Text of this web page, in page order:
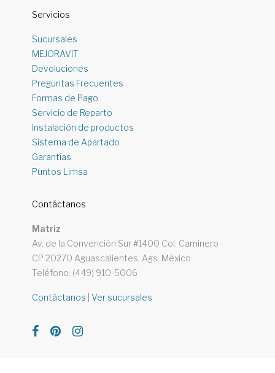
Servicios
Sucursales
MEJORAVIT
Devoluciones
Preguntas Frecuentes
Formas de Pago
Servicio de Reparto
Instalación de productos
Sistema de Apartado
Garantías
Puntos Limsa
Contáctanos
Matriz
Av. de la Convención Sur #1400 Col. Caminero
CP 20270 Aguascalientes, Ags. México
Teléfono: (449) 910-5006
Contáctanos |Ver sucursales